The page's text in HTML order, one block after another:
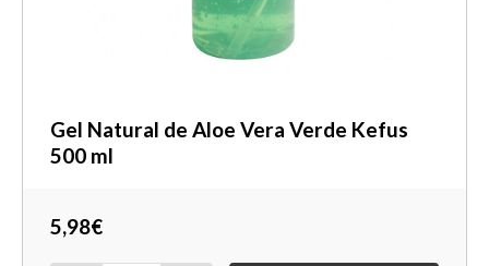
Gel Natural de Aloe Vera Verde Kefus
500 ml
5,98€